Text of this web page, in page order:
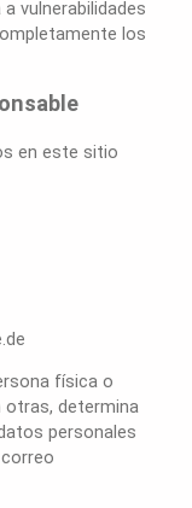
vulnerabilidades
los
en este sitio
física o
otras, determina
personales